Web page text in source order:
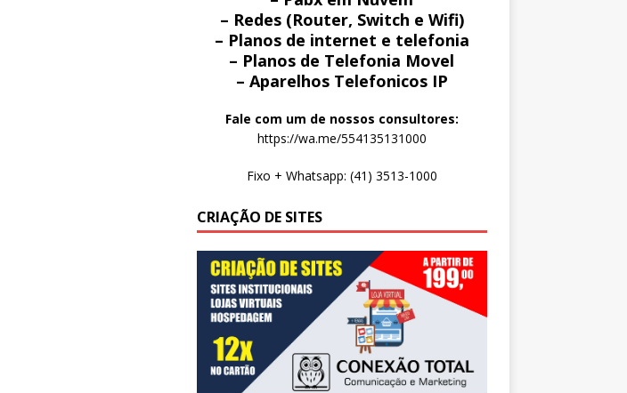
– Redes (Router, Switch e Wifi)
– Planos de internet e telefonia
– Planos de Telefonia Movel
– Aparelhos Telefonicos IP
Fale com um de nossos consultores:
https://wa.me/554135131000
Fixo + Whatsapp: (41) 3513-1000
CRIAÇÃO DE SITES